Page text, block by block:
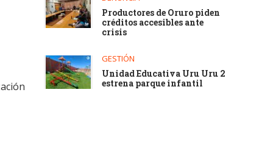
Productores de Oruro piden
créditos accesibles ante
crisis
GESTIÓN
Unidad Educativa Uru Uru 2
estrena parque infantil